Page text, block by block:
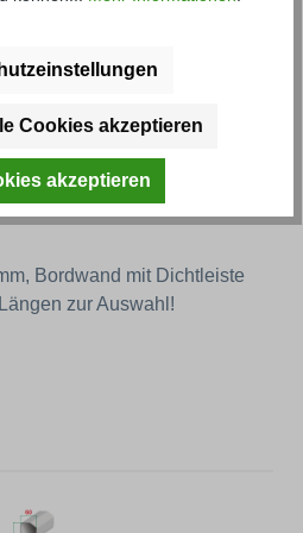
Bordwand mit Dichtleiste
zur Auswahl!
Cookies akzeptieren
akzeptieren